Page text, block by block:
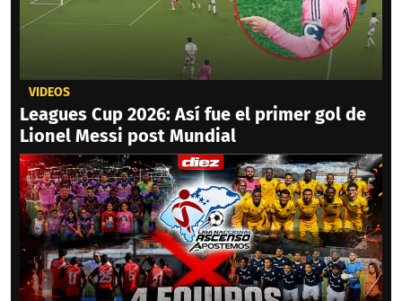
VIDEOS
Leagues Cup 2026: Así fue el primer gol de
Lionel Messi post Mundial